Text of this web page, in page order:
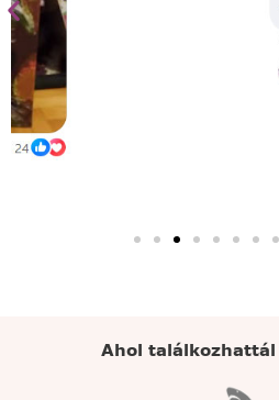
Ahol